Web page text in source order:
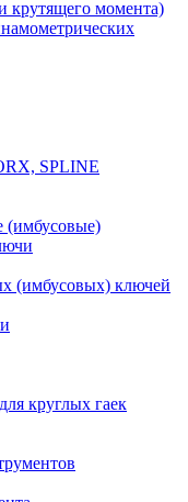
крутящего момента)
SPLINE
(имбусовые)
(имбусовых) ключей
круглых гаек